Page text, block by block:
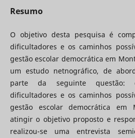
Resumo
O objetivo desta pesquisa é
dificultadores e os caminhos
gestão escolar democrática em
um estudo netnográfico, de
parte da seguinte questão:
dificultadores e os caminhos
gestão escolar democrática em
atingir o objetivo proposto e
realizou-se uma entrevista